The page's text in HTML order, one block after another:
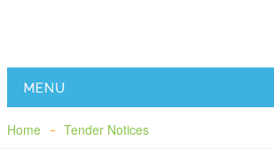
Home Tender Notices